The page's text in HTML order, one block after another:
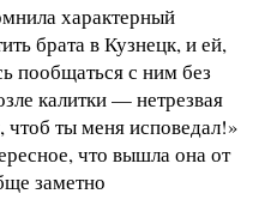
характерный
брата в Кузнецк, и ей,
пообщаться с ним без
калитки — нетрезвая
ты меня исповедал!»
что вышла она от
заметно